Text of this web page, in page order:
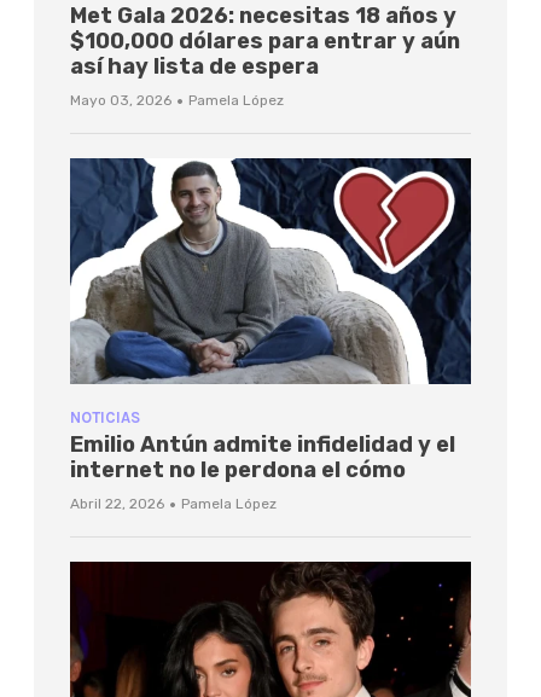
Met Gala 2026: necesitas 18 años y
$100,000 dólares para entrar y aún
así hay lista de espera
Mayo 03, 2026 · Pamela López
NOTICIAS
Emilio Antún admite infidelidad y el
internet no le perdona el cómo
Abril 22, 2026 · Pamela López